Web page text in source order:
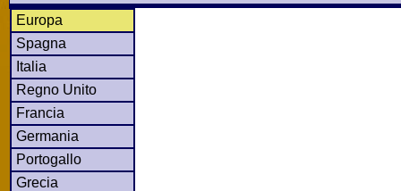
Europa
Spagna
Italia
Regno Unito
Francia
Germania
Portogallo
Grecia